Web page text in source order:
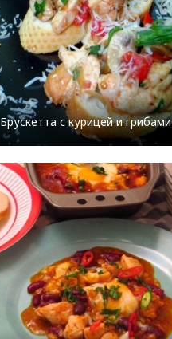
Брускетта с курицей и грибами